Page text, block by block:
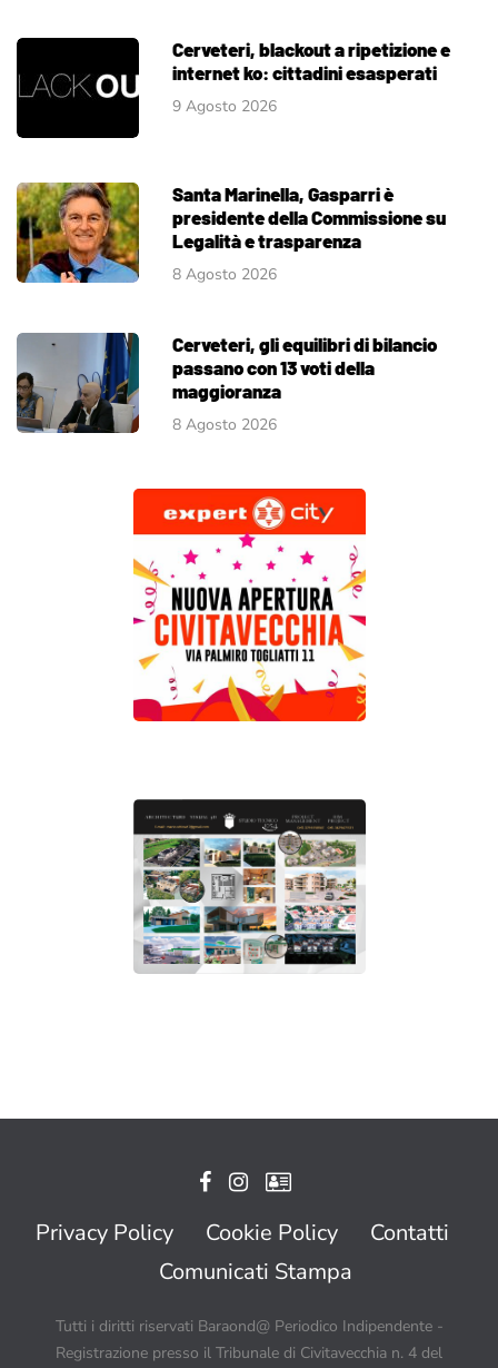
Cerveteri, blackout a ripetizione e
internet ko: cittadini esasperati
9 Agosto 2026
Santa Marinella, Gasparri è
presidente della Commissione su
Legalità e trasparenza
8 Agosto 2026
Cerveteri, gli equilibri di bilancio
passano con 13 voti della
maggioranza
8 Agosto 2026
Privacy Policy Cookie Policy
Contatti
Comunicati Stampa
Tutti i diritti riservati Baraond@ Periodico Indipendente -
Registrazione presso il Tribunale di Civitavecchia n. 4 del